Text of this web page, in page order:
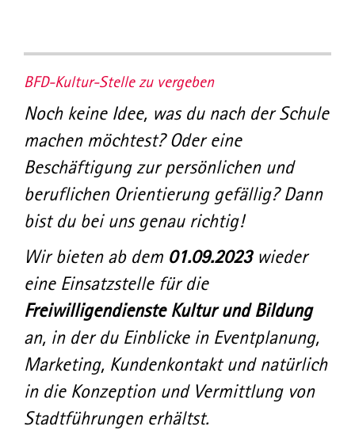
BFD-Kultur-Stelle zu vergeben
Noch keine Idee, was du nach der Schule
machen möchtest? Oder eine
Beschäftigung zur persönlichen und
beruflichen Orientierung gefällig? Dann
bist du bei uns genau richtig!
Wir bieten ab dem 01.09.2023wieder
eine Einsatzstelle für die
Freiwilligendienste Kultur und Bildung
an, in der du Einblicke in Eventplanung,
Marketing, Kundenkontakt und natürlich
in die Konzeption und Vermittlung von
Stadtführungen erhältst.